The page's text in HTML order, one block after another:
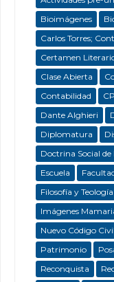
Bioimágenes
Carlos Torres;
Certamen
Clase Abierta
Contabilidad
Dante Alghieri
Diplomatura
Doctrina Social de
Escuela
Filosofía y Teología
Imágenes
Nuevo Código
Patrimonio
Reconquista